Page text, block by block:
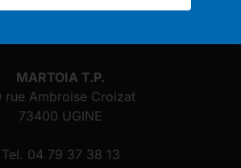
MARTOIA T.P.
rue Ambroise Croizat
73400 UGINE
Tel. 04 79 37 38 13